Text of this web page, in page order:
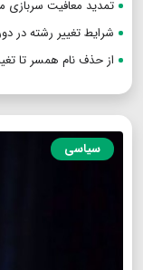
تمدید معافیت سربازی
شرایط تغییر رشته در
از حذف نام همسر تا
سیاسی